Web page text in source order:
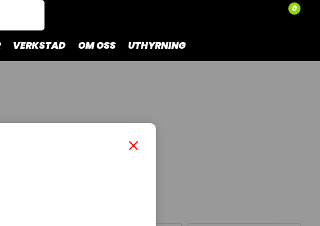
0
VERKSTAD OM OSS UTHYRNING